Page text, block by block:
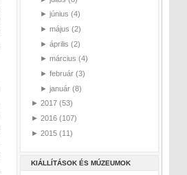
► június (4)
► május (2)
► április (2)
► március (4)
► február (3)
► január (8)
► 2017 (53)
► 2016 (107)
► 2015 (11)
KIÁLLÍTÁSOK ÉS MÚZEUMOK